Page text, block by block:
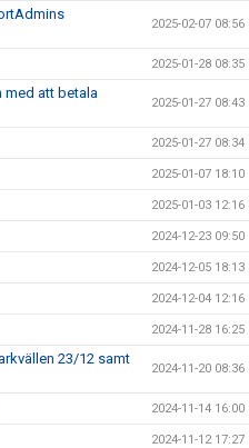
2025-02-07 08:56
2025-01-28 08:35
med att betala
2025-01-27 08:43
2025-01-27 08:34
2025-01-07 18:10
2025-01-03 12:16
2024-12-23 09:50
2024-12-05 18:13
2024-12-04 12:16
2024-11-28 16:25
23/12 samt
2024-11-20 08:36
2024-11-14 16:00
2024-11-12 17:27